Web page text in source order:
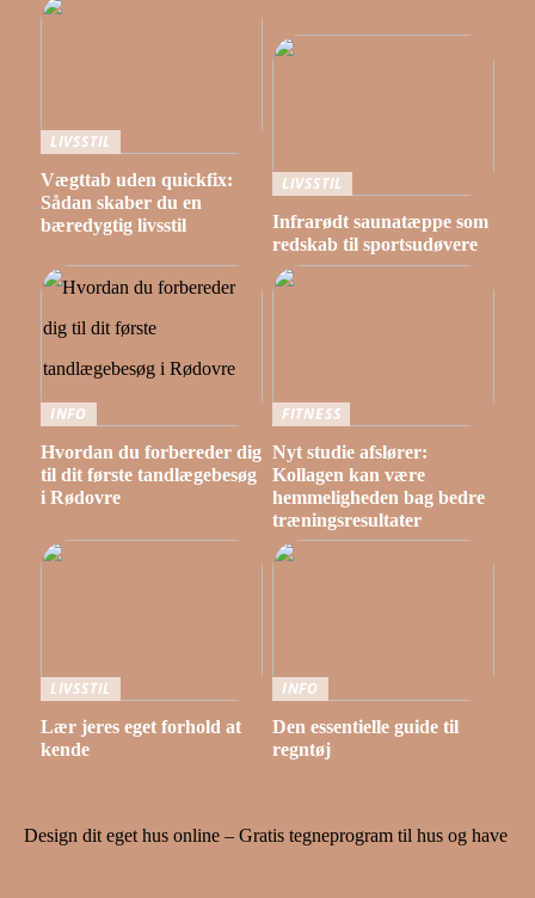
LIVSSTIL
Vægttab uden quickfix:
Sådan skaber du en
bæredygtig livsstil
LIVSSTIL
Infrarødt saunatæppe som
redskab til sportsudøvere
INFO
Hvordan du forbereder dig
til dit første tandlægebesøg
i Rødovre
FITNESS
Nyt studie afslører:
Kollagen kan være
hemmeligheden bag bedre
træningsresultater
LIVSSTIL
Lær jeres eget forhold at
kende
INFO
Den essentielle guide til
regntøj
Design dit eget hus online – Gratis tegneprogram til hus og have